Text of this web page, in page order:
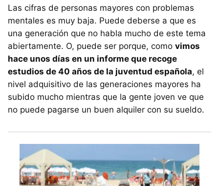
Las cifras de personas mayores con problemas
mentales es muy baja. Puede deberse a que es
una generación que no habla mucho de este tema
abiertamente. O, puede ser porque, como vimos
hace unos días en un informe que recoge
estudios de 40 años de la juventud española, el
nivel adquisitivo de las generaciones mayores ha
subido mucho mientras que la gente joven ve que
no puede pagarse un buen alquiler con su sueldo.